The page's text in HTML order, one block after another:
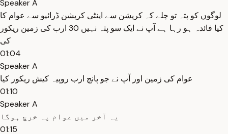
Speaker A
لوگوں کو پتہ تو چلے کہ کرپشن سے اینٹی کرپشن ڈرائیو سے عوام کا
کیا فائدہ ہو رہا ہے آپ نے ایک سو پتہ نہیں 30 ارب کی زمین ریکور
کی
01:04
Speaker A
عوام کی زمین اور آپ نے جو پانچ ارب روپیہ کیش ریکور کیا
01:10
Speaker A
یہ آخر میں عوام پہ خرچ ہوگا
01:15